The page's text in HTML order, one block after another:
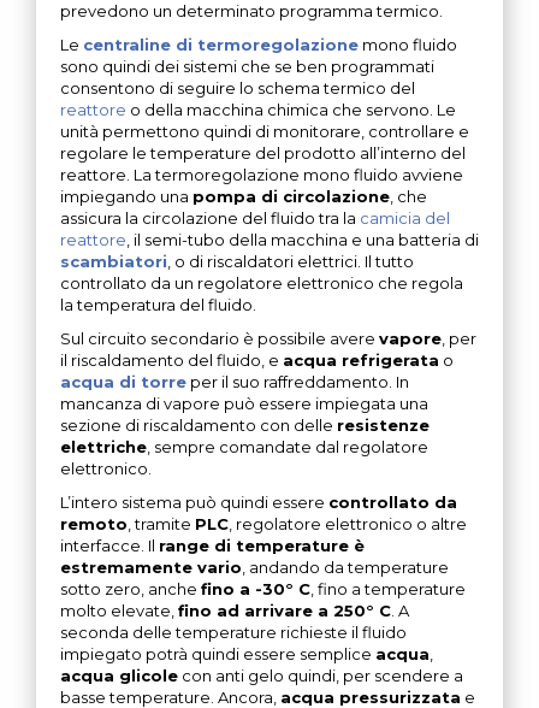
prevedono un determinato programma termico.
Le centraline di termoregolazione mono fluido
sono quindi dei sistemi che se ben programmati
consentono di seguire lo schema termico del
reattore o della macchina chimica che servono. Le
unità permettono quindi di monitorare, controllare e
regolare le temperature del prodotto all’interno del
reattore. La termoregolazione mono fluido avviene
impiegando una pompa di circolazione , che
assicura la circolazione del fluido tra la camicia del
reattore , il semi-tubo della macchina e una batteria di
scambiatori , o di riscaldatori elettrici. Il tutto
controllato da un regolatore elettronico che regola
la temperatura del fluido.
Sul circuito secondario è possibile avere vapore , per
il riscaldamento del fluido, e acqua refrigerata o
acqua di torre per il suo raffreddamento. In
mancanza di vapore può essere impiegata una
sezione di riscaldamento con delle resistenze
elettriche , sempre comandate dal regolatore
elettronico.
L’intero sistema può quindi essere controllato da
remoto , tramite PLC , regolatore elettronico o altre
interfacce. Il range di temperature è
estremamente vario , andando da temperature
sotto zero, anche fino a -30° C , fino a temperature
molto elevate, fino ad arrivare a 250° C . A
seconda delle temperature richieste il fluido
impiegato potrà quindi essere semplice acqua
acqua glicole con anti gelo quindi, per scendere a
basse temperature. Ancora, acqua pressurizzata e